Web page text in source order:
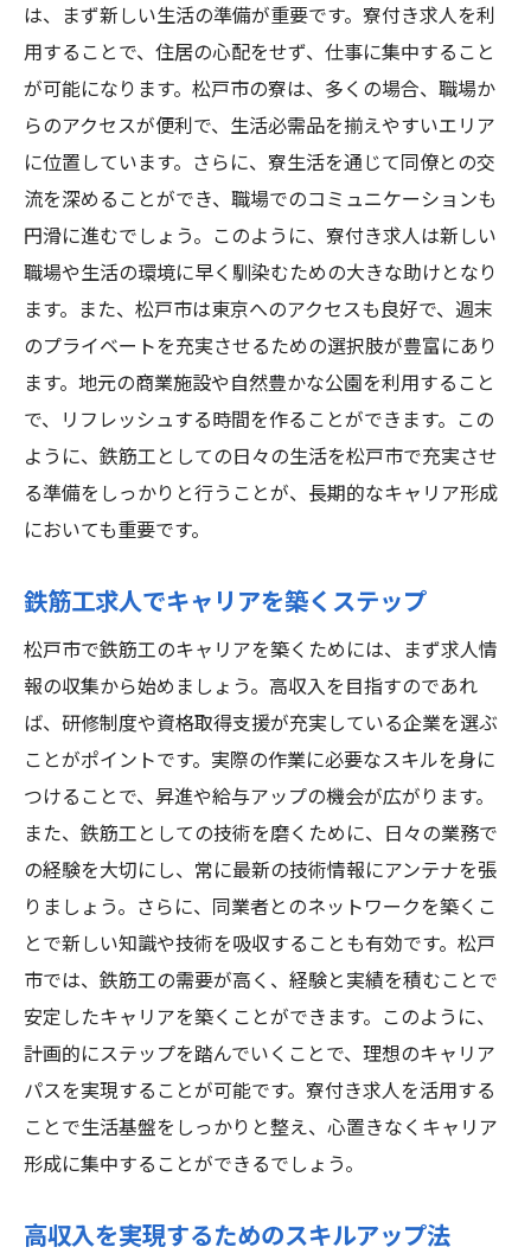
は、まず新しい生活の準備が重要です。寮付き求人を利
用することで、住居の心配をせず、仕事に集中すること
が可能になります。松戸市の寮は、多くの場合、職場か
らのアクセスが便利で、生活必需品を揃えやすいエリア
に位置しています。さらに、寮生活を通じて同僚との交
流を深めることができ、職場でのコミュニケーションも
円滑に進むでしょう。このように、寮付き求人は新しい
職場や生活の環境に早く馴染むための大きな助けとなり
ます。また、松戸市は東京へのアクセスも良好で、週末
のプライベートを充実させるための選択肢が豊富にあり
ます。地元の商業施設や自然豊かな公園を利用すること
で、リフレッシュする時間を作ることができます。この
ように、鉄筋工としての日々の生活を松戸市で充実させ
る準備をしっかりと行うことが、長期的なキャリア形成
においても重要です。
鉄筋工求人でキャリアを築くステップ
松戸市で鉄筋工のキャリアを築くためには、まず求人情
報の収集から始めましょう。高収入を目指すのであれ
ば、研修制度や資格取得支援が充実している企業を選ぶ
ことがポイントです。実際の作業に必要なスキルを身に
つけることで、昇進や給与アップの機会が広がります。
また、鉄筋工としての技術を磨くために、日々の業務で
の経験を大切にし、常に最新の技術情報にアンテナを張
りましょう。さらに、同業者とのネットワークを築くこ
とで新しい知識や技術を吸収することも有効です。松戸
市では、鉄筋工の需要が高く、経験と実績を積むことで
安定したキャリアを築くことができます。このように、
計画的にステップを踏んでいくことで、理想のキャリア
パスを実現することが可能です。寮付き求人を活用する
ことで生活基盤をしっかりと整え、心置きなくキャリア
形成に集中することができるでしょう。
高収入を実現するためのスキルアップ法